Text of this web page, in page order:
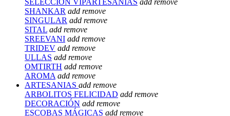
SELECCIÓN VIPARTESANIAS add remove
SHANKAR add remove
SINGULAR add remove
SITAL add remove
SREEVANI add remove
TRIDEV add remove
ULLAS add remove
OMTIRTH add remove
AROMA add remove
ARTESANIAS add remove
ARBOLITOS FELICIDAD add remove
DECORACIÓN add remove
ESCOBAS MÁGICAS add remove